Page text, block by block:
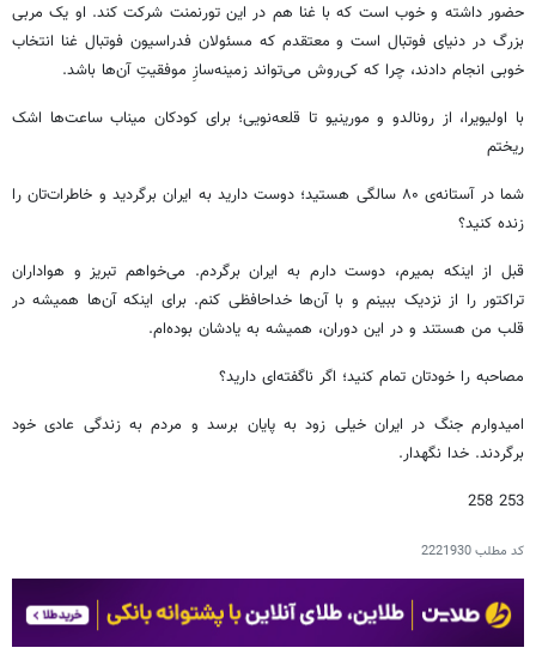
حضور داشته و خوب است که با غنا هم در این تورنمنت شرکت کند. او یک مربی
بزرگ در دنیای فوتبال است و معتقدم که مسئولان فدراسیون فوتبال غنا انتخاب
خوبی انجام دادند، چرا که کی‌روش می‌تواند زمینه‌سازِ موفقیتِ آن‌ها باشد.
با اولیویرا، از رونالدو و مورینیو تا قلعه‌نویی؛ برای کودکان میناب ساعت‌ها اشک
ریختم
شما در آستانه‌ی ۸۰ سالگی هستید؛ دوست دارید به ایران برگردید و خاطرات‌تان را
زنده کنید؟
قبل از اینکه بمیرم، دوست دارم به ایران برگردم. می‌خواهم تبریز و هواداران
تراکتور را از نزدیک ببینم و با آن‌ها خداحافظی کنم. برای اینکه آن‌ها همیشه در
قلب من هستند و در این دوران، همیشه به یادشان بوده‌ام.
مصاحبه را خودتان تمام کنید؛ اگر ناگفته‌ای دارید؟
امیدوارم جنگ در ایران خیلی زود به پایان برسد و مردم به زندگی عادی خود
برگردند. خدا نگهدار.
253 258
کد مطلب2221930